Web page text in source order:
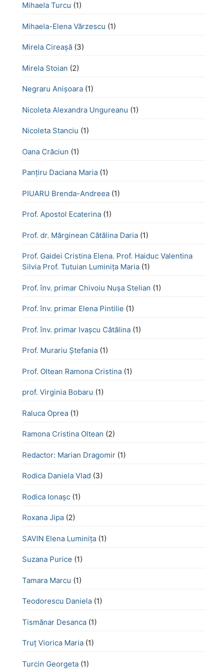
Mihaela Turcu (1)
Mihaela-Elena Vărzescu (1)
Mirela Cireașă (3)
Mirela Stoian (2)
Negraru Anișoara (1)
Nicoleta Alexandra Ungureanu (1)
Nicoleta Stanciu (1)
Oana Crăciun (1)
Panțiru Daciana Maria (1)
PIUARU Brenda-Andreea (1)
Prof. Apostol Ecaterina (1)
Prof. dr. Mărginean Cătălina Daria (1)
Prof. Gaidei Cristina Elena. Prof. Haiduc Valentina
Silvia Prof. Tutuian Luminița Maria (1)
Prof. înv. primar Chivoiu Nușa Stelian (1)
Prof. înv. primar Elena Pintilie (1)
Prof. înv. primar Ivașcu Cătălina (1)
Prof. Murariu Ștefania (1)
Prof. Oltean Ramona Cristina (1)
prof. Virginia Bobaru (1)
Raluca Oprea (1)
Ramona Cristina Oltean (2)
Redactor: Marian Dragomir (1)
Rodica Daniela Vlad (3)
Rodica Ionașc (1)
Roxana Jipa (2)
SAVIN Elena Luminița (1)
Suzana Purice (1)
Tamara Marcu (1)
Teodorescu Daniela (1)
Tismănar Desanca (1)
Truț Viorica Maria (1)
Turcin Georgeta (1)